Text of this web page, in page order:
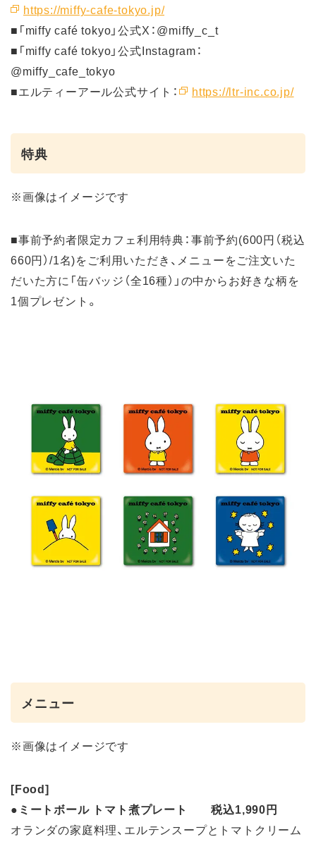
https://miffy-cafe-tokyo.jp/
■「miffy café tokyo」公式X：@miffy_c_t
■「miffy café tokyo」公式Instagram：
@miffy_cafe_tokyo
■エルティーアール公式サイト：
https://ltr-inc.co.jp/
特典
※画像はイメージです
■事前予約者限定カフェ利用特典：事前予約(600円（税込
660円）/1名)をご利用いただき、メニューをご注文いた
だいた方に「缶バッジ（全16種）」の中からお好きな柄を
1個プレゼント。
メニュー
※画像はイメージです
[Food]
●ミートボール トマト煮プレート 税込1,990円
オランダの家庭料理、エルテンスープとトマトクリーム